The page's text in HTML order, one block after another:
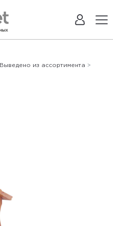
Выведено из ассортимента >